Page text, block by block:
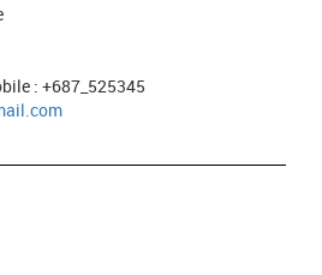
: +687_525345